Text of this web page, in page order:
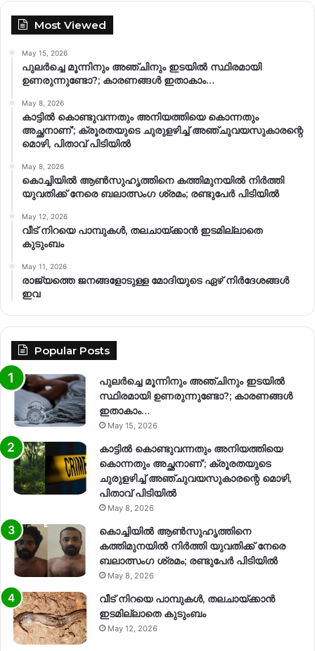
Most Viewed
May 15, 2026
പുലർച്ചെ മൂന്നിനും അഞ്ചിനും ഇടയിൽ സ്ഥിരമായി
ഉണരുന്നുണ്ടോ?; കാരണങ്ങള്‍ ഇതാകാം…
May 8, 2026
കാട്ടിൽ കൊണ്ടുവന്നതും അനിയത്തിയെ കൊന്നതും
അച്ഛനാണ്’; ക്രൂരതയുടെ ചുരുളഴിച്ച് അഞ്ചുവയസുകാരന്റെ
മൊഴി, പിതാവ് പിടിയിൽ
May 8, 2026
കൊച്ചിയിൽ ആൺസുഹൃത്തിനെ കത്തിമുനയിൽ നിർത്തി
യുവതിക്ക് നേരെ ബലാത്സംഗ​ ശ്രമം; രണ്ടുപേർ പിടിയിൽ
May 12, 2026
വീട് നിറയെ പാമ്പുകൾ, തലചായ്ക്കാൻ ഇടമില്ലാതെ
കുടുംബം
May 11, 2026
രാജ്യത്തെ ജനങ്ങളോടുള്ള മോദിയുടെ ഏഴ് നിര്‍ദേശങ്ങള്‍
ഇവ
Popular Posts
പുലർച്ചെ മൂന്നിനും അഞ്ചിനും ഇടയിൽ
സ്ഥിരമായി ഉണരുന്നുണ്ടോ?; കാരണങ്ങള്‍
ഇതാകാം…
May 15, 2026
കാട്ടിൽ കൊണ്ടുവന്നതും അനിയത്തിയെ
കൊന്നതും അച്ഛനാണ്’; ക്രൂരതയുടെ
ചുരുളഴിച്ച് അഞ്ചുവയസുകാരന്റെ മൊഴി,
പിതാവ് പിടിയിൽ
May 8, 2026
കൊച്ചിയിൽ ആൺസുഹൃത്തിനെ
കത്തിമുനയിൽ നിർത്തി യുവതിക്ക് നേരെ
ബലാത്സംഗ​ ശ്രമം; രണ്ടുപേർ പിടിയിൽ
May 8, 2026
വീട് നിറയെ പാമ്പുകൾ, തലചായ്ക്കാൻ
ഇടമില്ലാതെ കുടുംബം
May 12, 2026